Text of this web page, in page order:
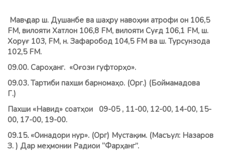
Мавҷ дар ш. Душанбе ва шаҳру навоҳии атрофи он 106,5
FM, вилояти Хатлон 106,8 FМ, вилояти Суғд 106,1 FM, ш.
Хоруғ 103, FM, н. Зафаробод 104,5 FM ва ш. Турсунзода
102,5 FM.
09.00. Сароҳанг. «Оғози гуфторҳо».
09.03.Тартиби пахши барномаҳо. (Орг.) (Боймамадова
Г.)
Пахши «Навид» соатҳои 09-05 , 11-00, 12-00, 14-00, 15-
00, 17-00, 19-00.
09.15. «Оинадори нур». (Орг) Мустақим. (Масъул: Назаров
З. ) Дар меҳмонии Радиои “Фарҳанг”.